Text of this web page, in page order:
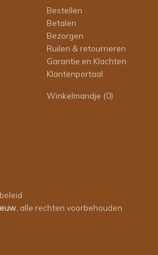
Bestellen
Betalen
Bezorgen
Ruilen & retourneren
Garantie en Klachten
Klantenportaal
Winkelmandje (0)
, alle rechten voorbehouden